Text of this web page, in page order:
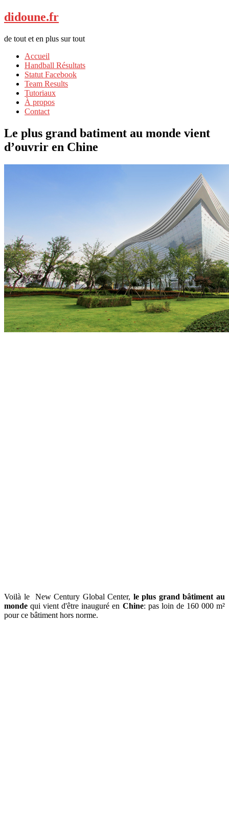
didoune.fr
de tout et en plus sur tout
Accueil
Handball Résultats
Statut Facebook
Team Results
Tutoriaux
À propos
Contact
Le plus grand batiment au monde vient
d’ouvrir en Chine
Voilà le New Century Global Center, le plus grand bâtiment au
monde qui vient d'être inauguré en Chine: pas loin de 160 000 m²
pour ce bâtiment hors norme.